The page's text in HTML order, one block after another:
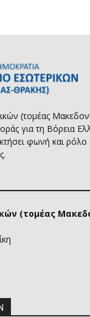
(τομέας
για τη Βόρεια
φωνή και ρόλο
(τομέας